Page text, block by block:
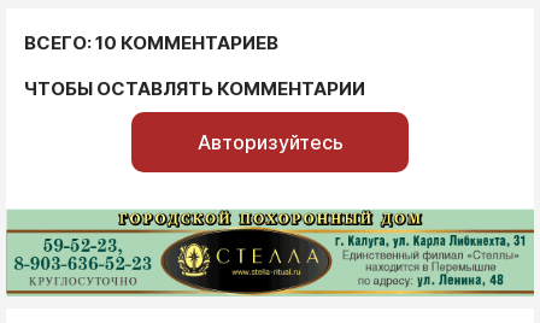
ВСЕГО: 10 КОММЕНТАРИЕВ
ЧТОБЫ ОСТАВЛЯТЬ КОММЕНТАРИИ
Авторизуйтесь